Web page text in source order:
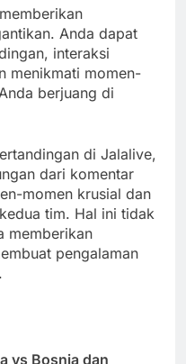
Anda dapat
interaksi
menikmati momen-
berjuang di
di Jalalive,
dari komentar
momen krusial dan
tim. Hal ini tidak
memberikan
pengalaman
vs Bosnia dan